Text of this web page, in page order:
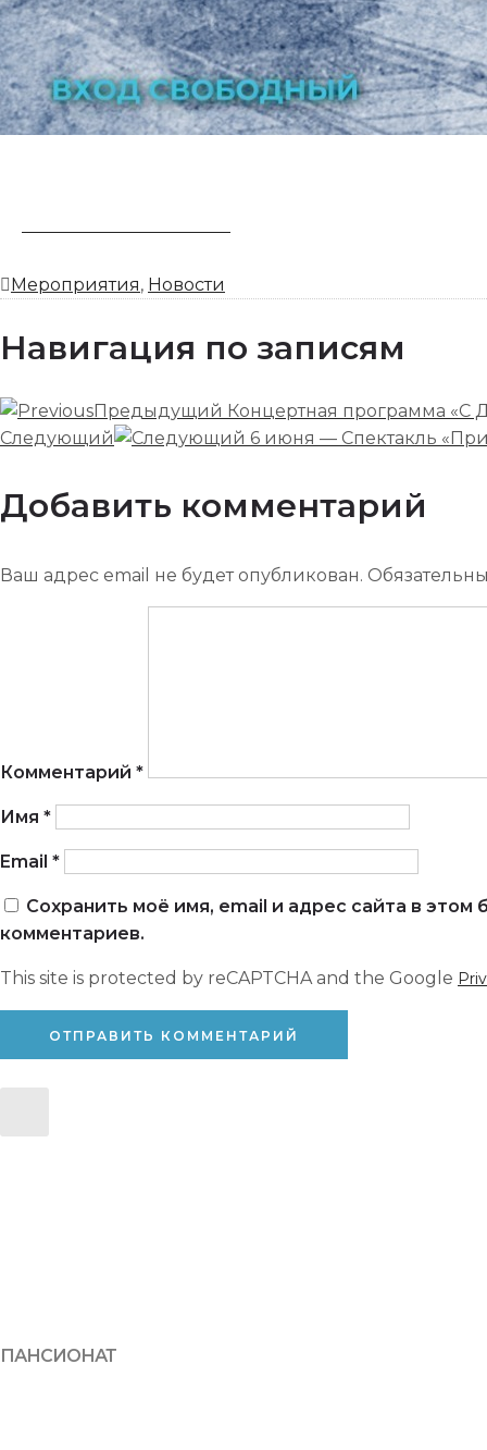
Мероприятия, Новости
Навигация по записям
Предыдущий Концертная программа
Следующий
6 июня — Спектакль
Добавить комментарий
Ваш адрес email не будет опубликован.
Комментарий *
Имя *
Email *
Сохранить моё имя, email и адрес сайта в
комментариев.
This site is protected by reCAPTCHA and the Google
ПАНСИОНАТ